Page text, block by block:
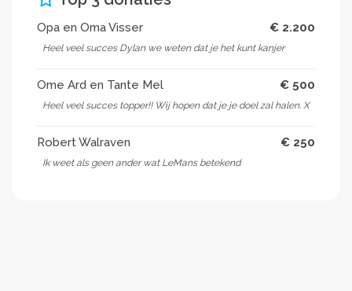
Opa en Oma Visser € 2.200
Heel veel succes Dylan we weten dat je het kunt kanjer
Ome Ard en Tante Mel € 500
Heel veel succes topper!! Wij hopen dat je je doel zal halen. X
Robert Walraven € 250
Ik weet als geen ander wat LeMans betekend